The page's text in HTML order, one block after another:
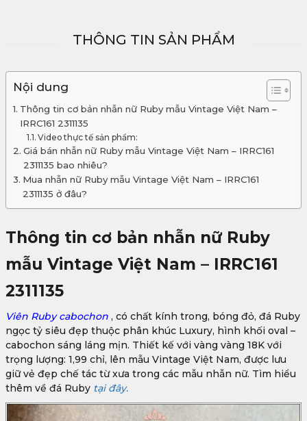
THÔNG TIN SẢN PHẨM
Nội dung
Thông tin cơ bản nhẫn nữ Ruby mẫu Vintage Việt Nam –
IRRC161 2311135
Video thực tế sản phẩm:
Giá bán nhẫn nữ Ruby mẫu Vintage Việt Nam – IRRC161
2311135 bao nhiêu?
Mua nhẫn nữ Ruby mẫu Vintage Việt Nam – IRRC161
2311135 ở đâu?
Thông tin cơ bản nhẫn nữ Ruby
mẫu Vintage Việt Nam – IRRC161
2311135
Viên Ruby cabochon , có chất kính trong, bóng đỏ, đá Ruby
ngọc tỷ siêu đẹp thuộc phân khúc Luxury, hình khối oval –
cabochon sáng láng mịn. Thiết kế với vàng vàng 18K với
trọng lượng: 1,99 chỉ, lên mẫu Vintage Việt Nam, được lưu
giữ vẻ đẹp chế tác từ xưa trong các mẫu nhẫn nữ. Tìm hiểu
thêm về đá Ruby tại đây.